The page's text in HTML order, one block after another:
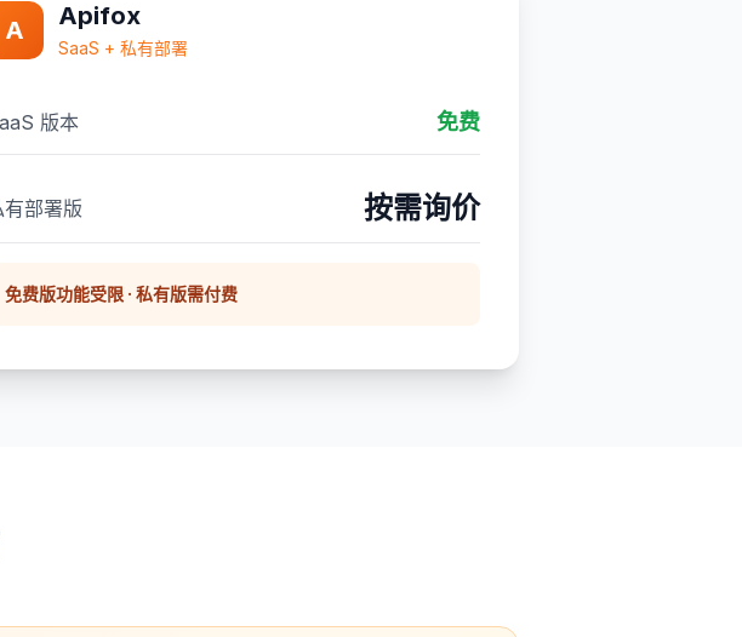
A Apifox
SaaS + 私有部署
版本 免费
有部署版 按需询价
免费版功能受限 · 私有版需付费